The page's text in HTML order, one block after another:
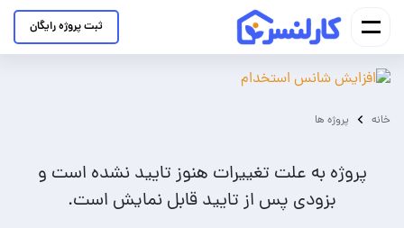
ثبت پروژه رایگان
خانه پروژه ها
پروژه به علت تغییرات هنوز تایید نشده است و
بزودی پس از تایید قابل نمایش است.